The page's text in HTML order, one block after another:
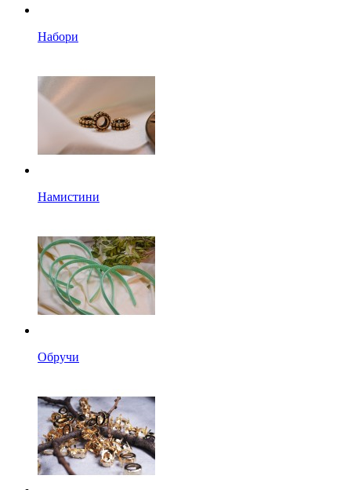
Набори
Намистини
Обручи